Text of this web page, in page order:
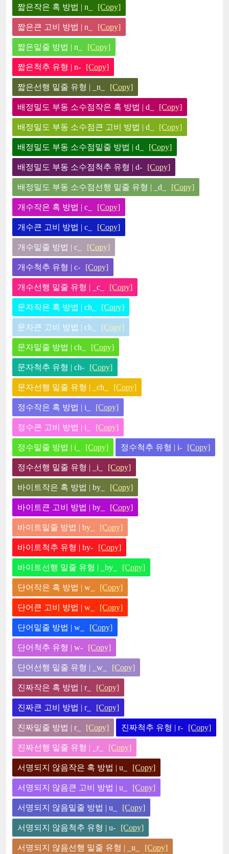
짧은작은 혹 방법 | n_ [Copy]
짧은큰 고비 방법 | n_ [Copy]
짧은밑줄 방법 | n_ [Copy]
짧은척추 유형 | n- [Copy]
짧은선행 밑줄 유형 | _n_ [Copy]
배정밀도 부동 소수점작은 혹 방법 | d_ [Copy]
배정밀도 부동 소수점큰 고비 방법 | d_ [Copy]
배정밀도 부동 소수점밑줄 방법 | d_ [Copy]
배정밀도 부동 소수점척추 유형 | d- [Copy]
배정밀도 부동 소수점선행 밑줄 유형 | _d_ [Copy]
개수작은 혹 방법 | c_ [Copy]
개수큰 고비 방법 | c_ [Copy]
개수밑줄 방법 | c_ [Copy]
개수척추 유형 | c- [Copy]
개수선행 밑줄 유형 | _c_ [Copy]
문자작은 혹 방법 | ch_ [Copy]
문자큰 고비 방법 | ch_ [Copy]
문자밑줄 방법 | ch_ [Copy]
문자척추 유형 | ch- [Copy]
문자선행 밑줄 유형 | _ch_ [Copy]
정수작은 혹 방법 | i_ [Copy]
정수큰 고비 방법 | i_ [Copy]
정수밑줄 방법 | i_ [Copy] 정수척추 유형 | i- [Copy]
정수선행 밑줄 유형 | _i_ [Copy]
바이트작은 혹 방법 | by_ [Copy]
바이트큰 고비 방법 | by_ [Copy]
바이트밑줄 방법 | by_ [Copy]
바이트척추 유형 | by- [Copy]
바이트선행 밑줄 유형 | _by_ [Copy]
단어작은 혹 방법 | w_ [Copy]
단어큰 고비 방법 | w_ [Copy]
단어밑줄 방법 | w_ [Copy]
단어척추 유형 | w- [Copy]
단어선행 밑줄 유형 | _w_ [Copy]
진짜작은 혹 방법 | r_ [Copy]
진짜큰 고비 방법 | r_ [Copy]
진짜밑줄 방법 | r_ [Copy] 진짜척추 유형 | r- [Copy]
진짜선행 밑줄 유형 | _r_ [Copy]
서명되지 않음작은 혹 방법 | u_ [Copy]
서명되지 않음큰 고비 방법 | u_ [Copy]
서명되지 않음밑줄 방법 | u_ [Copy]
서명되지 않음척추 유형 | u- [Copy]
서명되지 않음선행 밑줄 유형 | _u_ [Copy]